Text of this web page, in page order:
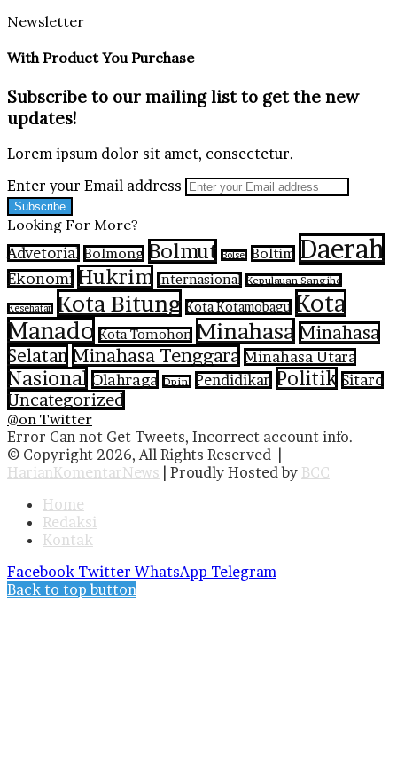
Newsletter
With Product You Purchase
Subscribe to our mailing list to get the new
updates!
Lorem ipsum dolor sit amet, consectetur.
Enter your Email address
Looking For More?
Advetorial Bolmong Bolmut Bolsel Boltim Daerah
Ekonomi Hukrim Internasional Kepulauan Sangihe
Kesehatan Kota Bitung Kota Kotamobagu Kota
Manado Kota Tomohon Minahasa Minahasa
Selatan Minahasa Tenggara Minahasa Utara
Nasional Olahraga Opini Pendidikan Politik Sitaro
Uncategorized
@on Twitter
Error Can not Get Tweets, Incorrect account info.
© Copyright 2026, All Rights Reserved |
HarianKomentarNews | Proudly Hosted by BCC
Home
Redaksi
Kontak
Facebook Twitter WhatsApp Telegram
Back to top button